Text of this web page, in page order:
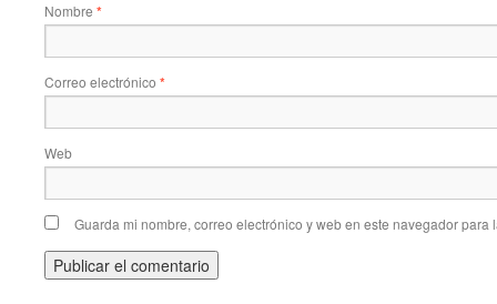
Nombre *
Correo electrónico *
Web
Guarda mi nombre, correo electrónico y web en este navegador para